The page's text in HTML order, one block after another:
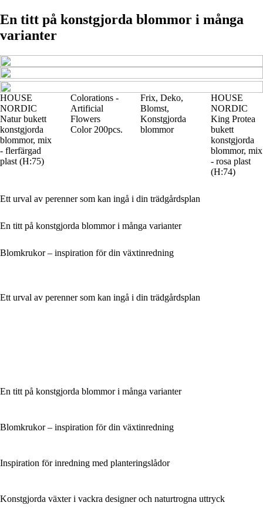
En titt på konstgjorda blommor i många
varianter
HOUSE
NORDIC
Natur bukett
konstgjorda
blommor, mix
- flerfärgad
plast (H:75)
Colorations -
Artificial
Flowers
Color 200pcs.
Frix, Deko,
Blomst,
Konstgjorda
blommor
HOUSE
NORDIC
King Protea
bukett
konstgjorda
blommor, mix
- rosa plast
(H:74)
Ett urval av perenner som kan ingå i din trädgårdsplan
En titt på konstgjorda blommor i många varianter
Blomkrukor – inspiration för din växtinredning
Ett urval av perenner som kan ingå i din trädgårdsplan
En titt på konstgjorda blommor i många varianter
Blomkrukor – inspiration för din växtinredning
Inspiration för inredning med planteringslådor
Konstgjorda växter i vackra designer och naturtrogna uttryck